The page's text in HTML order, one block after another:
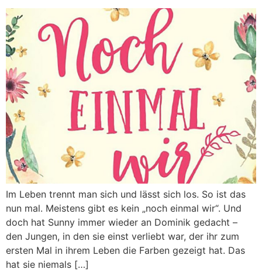
Im Leben trennt man sich und lässt sich los. So ist das
nun mal. Meistens gibt es kein „noch einmal wir“. Und
doch hat Sunny immer wieder an Dominik gedacht –
den Jungen, in den sie einst verliebt war, der ihr zum
ersten Mal in ihrem Leben die Farben gezeigt hat. Das
hat sie niemals […]